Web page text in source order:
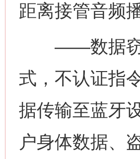
距离接管音频
——数据窃取
式，不认证指
据传输至蓝牙
户身体数据、